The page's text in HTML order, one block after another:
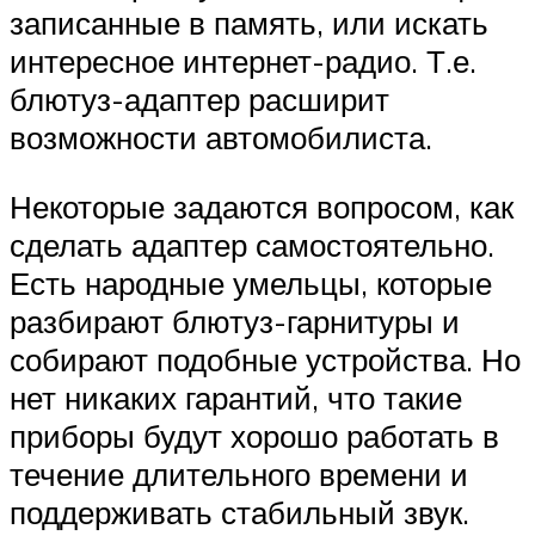
записанные в память, или искать
интересное интернет-радио. Т.е.
блютуз-адаптер расширит
возможности автомобилиста.
Некоторые задаются вопросом, как
сделать адаптер самостоятельно.
Есть народные умельцы, которые
разбирают блютуз-гарнитуры и
собирают подобные устройства. Но
нет никаких гарантий, что такие
приборы будут хорошо работать в
течение длительного времени и
поддерживать стабильный звук.